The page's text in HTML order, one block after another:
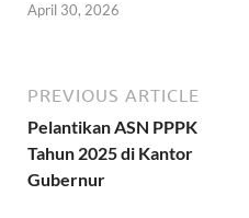
April 30, 2026
PREVIOUS ARTICLE
Pelantikan ASN PPPK
Tahun 2025 di Kantor
Gubernur